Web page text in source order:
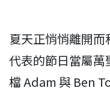
夏天正悄悄離開
代表的節日當屬
檔 Adam 與 Ben